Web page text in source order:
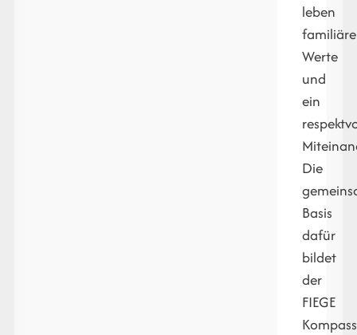
leben
familiäre
Werte
und
ein
Die
Basis
dafür
bildet
der
FIEGE
Kompass